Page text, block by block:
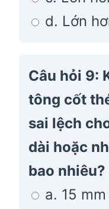
d. Lớn
Câu hỏi 9:
tông cốt
sai lệch
dài hoặc
bao nhiêu?
a. 15 mm